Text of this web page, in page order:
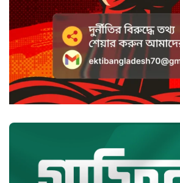
আহত ১১